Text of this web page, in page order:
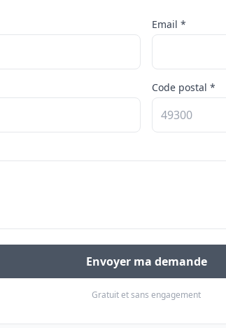
Email *
Code postal *
Envoyer ma demande
Gratuit et sans engagement